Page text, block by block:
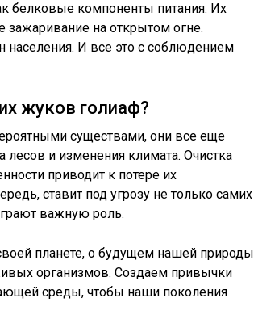
белковые компоненты питания. Их
зажаривание на открытом огне.
населения. И все это с соблюдением
жуков голиаф?
существами, они все еще
лесов и изменения климата. Очистка
приводит к потере их
ставит под угрозу не только самих
важную роль.
планете, о будущем нашей природы
организмов. Создаем привычки
среды, чтобы наши поколения